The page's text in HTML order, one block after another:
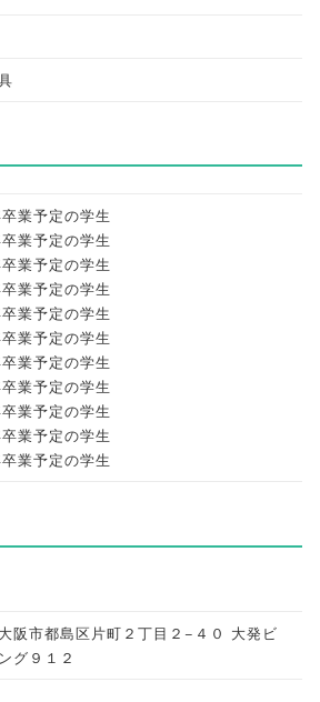
業予定の学生
業予定の学生
業予定の学生
業予定の学生
業予定の学生
業予定の学生
業予定の学生
業予定の学生
業予定の学生
業予定の学生
業予定の学生
阪市都島区片町２丁目２−４０ 大発ビ
グ９１２